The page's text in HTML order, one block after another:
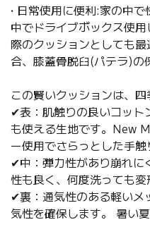
• 日常使用に便利:家の中
中でドライブボックス使
際のクッションとしても
合、膝蓋骨脱臼(パテラ)の
この賢いクッションは、四
✔表：肌触りの良いコット
も使える生地です。New
ー使用でさらっとした手触
✔中：弾力性があり崩れに
性も良く、何度洗っても変
✔裏：通気性のある軽いメ
気性を確保します。 暑い